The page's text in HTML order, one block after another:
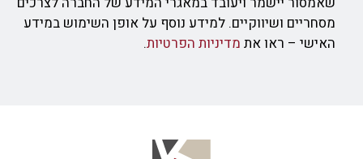
מסחריים ושיווקיים. למידע נוסף על אופן השימוש במידע
האישי – ראו את מדיניות הפרטיות.